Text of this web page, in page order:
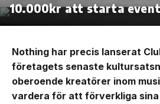
10.000kr att starta
Nothing har precis lanserat
företagets senaste
oberoende kreatörer inom
vardera för att förverkliga sina